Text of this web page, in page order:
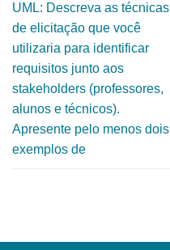
UML: Descreva as técnicas
de elicitação que você
utilizaria para identificar
requisitos junto aos
stakeholders (professores,
alunos e técnicos).
Apresente pelo menos dois
exemplos de